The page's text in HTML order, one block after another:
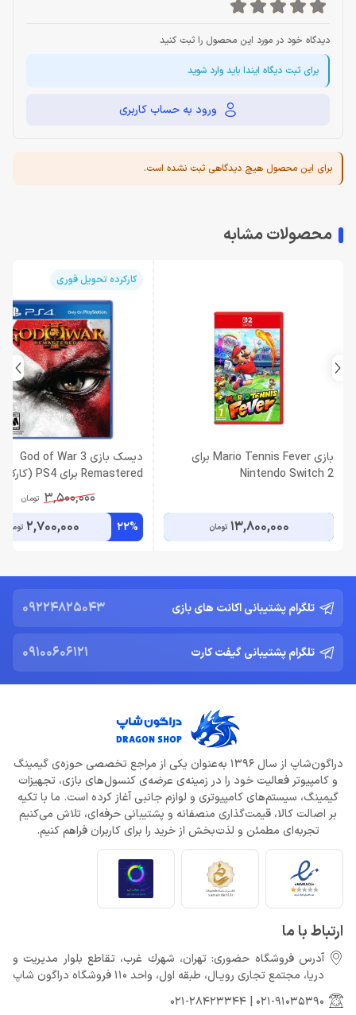
دیدگاه خود در مورد این محصول را ثبت کنید
برای ثبت دیگاه ایندا باید وارد شوید
ورود به حساب کاربری
برای این محصول هیچ دیدگاهی ثبت نشده است.
محصولات مشابه
بازی Mario Tennis Fever برای
Nintendo Switch 2
13,800,000 تومان
کارکرده تحویل فوری
دیسک بازی God of War 3
Remastered برای PS4 (کارکرده)
3,500,000 تومان
22%
2,700,000 تومان
تلگرام پشتیبانی اکانت های بازی 09224825043
تلگرام پشتیبانی گیفت کارت 09100606121
دراگون‌شاپ از سال 1396 به‌عنوان یکی از مراجع تخصصی حوزه‌ی گیمینگ
و کامپیوتر فعالیت خود را در زمینه‌ی عرضه‌ی کنسول‌های بازی، تجهیزات
گیمینگ، سیستم‌های کامپیوتری و لوازم جانبی آغاز کرده است. ما با تکیه
بر اصالت کالا، قیمت‌گذاری منصفانه و پشتیبانی حرفه‌ای، تلاش می‌کنیم
تجربه‌ای مطمئن و لذت‌بخش از خرید را برای کاربران فراهم کنیم.
ارتباط با ما
آدرس فروشگاه حضوری: تهران، شهرك غرب، تقاطع بلوار مدیریت و
دريا، مجتمع تجارى رويـال، طبقه اول، واحد 110 فروشگاه دراگون شاپ
021-91035390
021-28423344